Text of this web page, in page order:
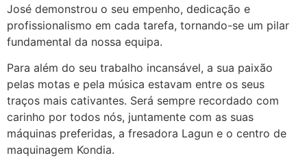
José demonstrou o seu empenho, dedicação e
profissionalismo em cada tarefa, tornando-se um pilar
fundamental da nossa equipa.
Para além do seu trabalho incansável, a sua paixão
pelas motas e pela música estavam entre os seus
traços mais cativantes. Será sempre recordado com
carinho por todos nós, juntamente com as suas
máquinas preferidas, a fresadora Lagun e o centro de
maquinagem Kondia.